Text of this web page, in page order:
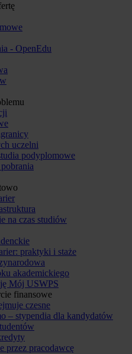
- OpenEdu
uczelni
podyplomowe
na czas studiów
praktyki i staże
akademickiego
Mój USWPS
finansowe
czesne
– stypendia dla kandydatów
przez pracodawcę